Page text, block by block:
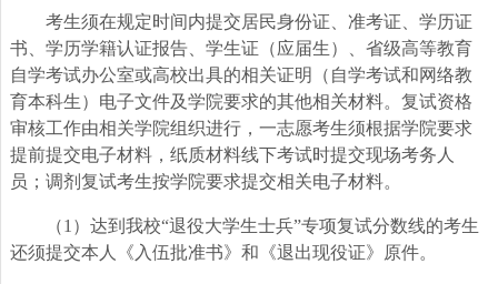
考生须在规定时间内提交居民身份证、准考证、学历证
书、学历学籍认证报告、学生证（应届生）、省级高等教育
自学考试办公室或高校出具的相关证明（自学考试和网络教
育本科生）电子文件及学院要求的其他相关材料。复试资格
审核工作由相关学院组织进行，一志愿考生须根据学院要求
提前提交电子材料，纸质材料线下考试时提交现场考务人
员；调剂复试考生按学院要求提交相关电子材料。
（1）达到我校“退役大学生士兵”专项复试分数线的考生
还须提交本人《入伍批准书》和《退出现役证》原件。